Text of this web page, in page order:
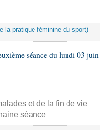
la pratique féminine du sport)
séance du lundi 03
et de la fin de vie
séance